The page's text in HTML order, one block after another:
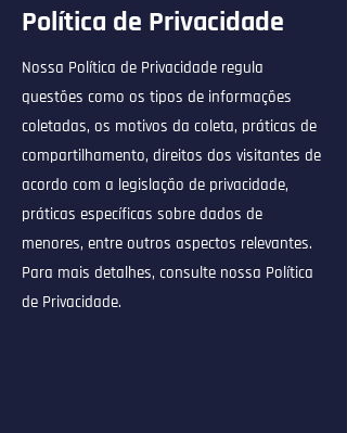
Política de Privacidade
Nossa Política de Privacidade regula
questões como os tipos de informações
coletadas, os motivos da coleta, práticas de
compartilhamento, direitos dos visitantes de
acordo com a legislação de privacidade,
práticas específicas sobre dados de
menores, entre outros aspectos relevantes.
Para mais detalhes, consulte nossa Política
de Privacidade.